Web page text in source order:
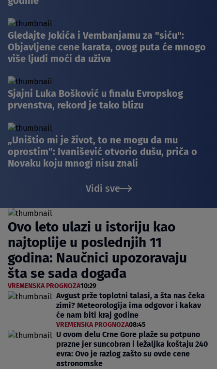
Gledajte Jokića i Vembanjamu za "siću":
Objavljene cene karata, ovog puta će mnogo
više ljudi moći da uživa
Sjajni Luka Bošković u finalu Evropskog
prvenstva, rekord je tako blizu
„Uništio mi je život, to ne mogu da mu
oprostim“: Ivanišević otvorio dušu, priča o
Novaku koju mnogi nisu znali
Vidi sve
Ovo leto ulazi u istoriju kao
najtoplije u poslednjih 11
godina: Naučnici upozoravaju
šta se sada događa
VREMENSKA PROGNOZA10:29
Avgust prže toplotni talasi, a šta nas čeka
zimi? Meteorologija ima odgovor i kakav
će nam biti kraj godine
VREMENSKA PROGNOZA08:45
U ovom delu Crne Gore plaže su potpuno
prazne jer suncobran i ležaljka koštaju 240
evra: Ovo je razlog zašto su ovde cene
astronomske